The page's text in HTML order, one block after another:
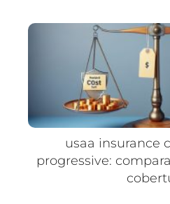
usaa insurance
progressive: